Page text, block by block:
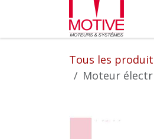
Se rendre au contenu
Tous les
Moteur